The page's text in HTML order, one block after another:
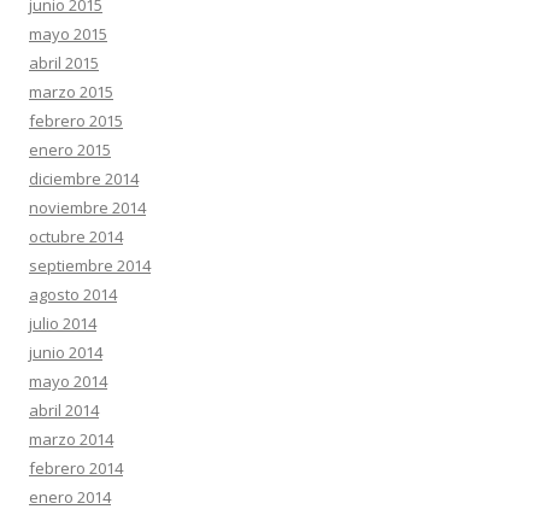
mayo 2015
abril 2015
marzo 2015
febrero 2015
enero 2015
diciembre 2014
noviembre 2014
octubre 2014
septiembre 2014
agosto 2014
julio 2014
junio 2014
mayo 2014
abril 2014
marzo 2014
febrero 2014
enero 2014